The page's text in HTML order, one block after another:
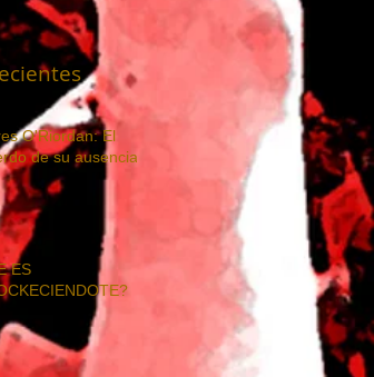
O'Riordan: El
de su ausencia.
ES